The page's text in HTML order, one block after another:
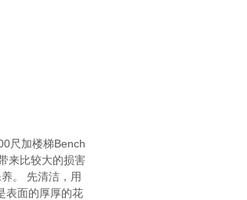
尺加楼梯Bench
来比较大的损害
。 先清洁，用
表面的厚厚的花